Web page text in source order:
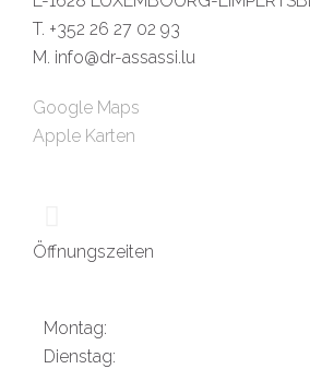
T. +352 26 27 02 93
M. info@dr-assassi.lu
Google Maps
Apple Karten
Öffnungszeiten
Montag:
Dienstag: